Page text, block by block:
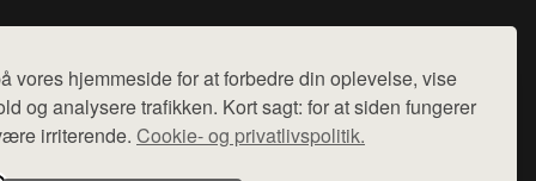
vores hjemmeside for at forbedre din oplevelse, vise
og analysere trafikken. Kort sagt: for at siden fungerer
irriterende. Cookie- og privatlivspolitik.
sælges ikke varer fra denne side - vi henviser til de shops,